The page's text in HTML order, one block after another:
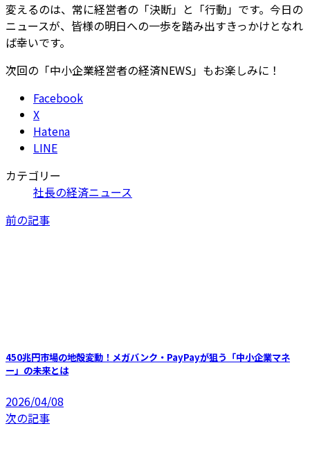
変えるのは、常に経営者の「決断」と「行動」です。今日の
ニュースが、皆様の明日への一歩を踏み出すきっかけとなれ
ば幸いです。
次回の「中小企業経営者の経済NEWS」もお楽しみに！
Facebook
X
Hatena
LINE
カテゴリー
社長の経済ニュース
前の記事
450兆円市場の地殻変動！メガバンク・PayPayが狙う「中小企業マネ
ー」の未来とは
2026/04/08
次の記事